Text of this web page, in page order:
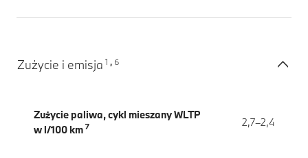
Zużycie i emisja 1 , 6
Zużycie paliwa, cykl mieszany WLTP
w l/100 km 7 2,7–2,4